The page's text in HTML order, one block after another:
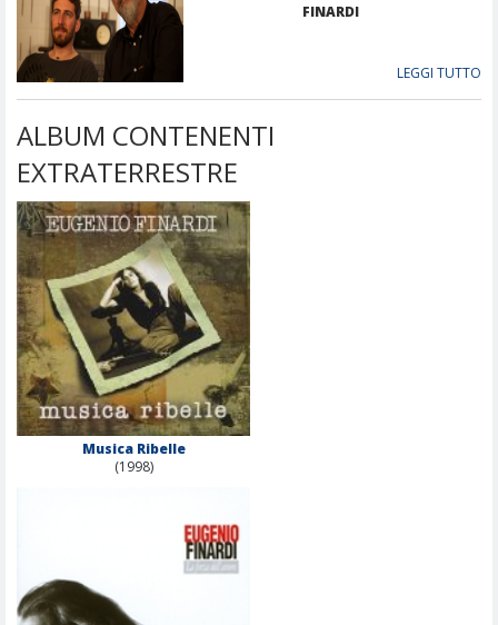
FINARDI
LEGGI TUTTO
ALBUM CONTENENTI
EXTRATERRESTRE
Musica Ribelle
(1998)